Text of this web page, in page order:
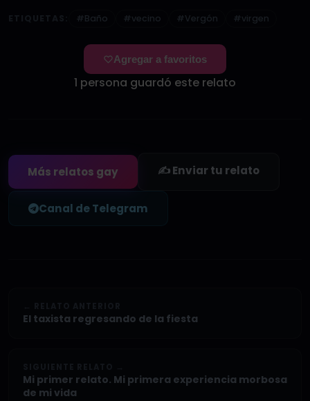
#Baño #vecino #Vergón #virgen
Agregar a favoritos
1 persona guardó este relato
Más relatos gay ✍️ Enviar tu relato
Canal de Telegram
El taxista regresando de la fiesta
Mi primer relato. Mi primera experiencia morbosa
de mi vida